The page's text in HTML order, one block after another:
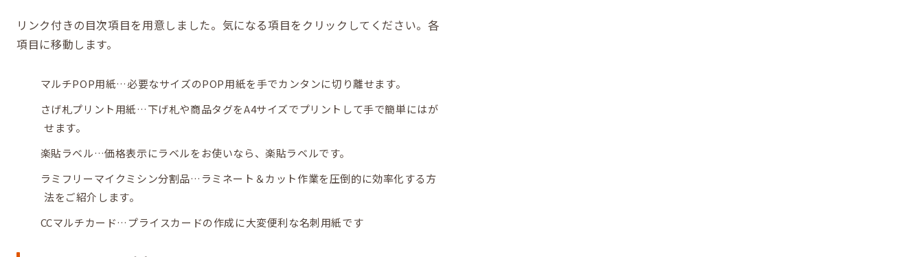
リンク付きの目次項目を用意しました。気になる項目をクリックしてください。各
項目に移動します。
マルチPOP用紙…必要なサイズのPOP用紙を手でカンタンに切り離せます。
さげ札プリント用紙…下げ札や商品タグをA4サイズでプリントして手で簡単にはが
せます。
楽貼ラベル…価格表示にラベルをお使いなら、楽貼ラベルです。
ラミフリーマイクミシン分割品…ラミネート＆カット作業を圧倒的に効率化する方
法をご紹介します。
CCマルチカード…プライスカードの作成に大変便利な名刺用紙です